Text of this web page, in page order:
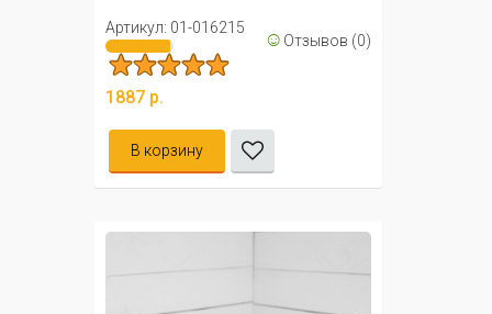
Артикул: 01-016215 ☺ Отзывов (0)
1887 р.
В корзину